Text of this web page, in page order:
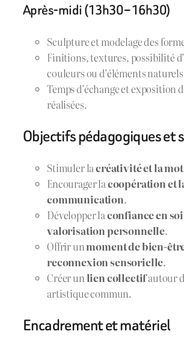
Après-midi (13h30 – 16h30)
Sculpture et modelage des
Finitions, textures, possibilité
couleurs ou d’éléments
Temps d’échange et exposition
réalisées.
Objectifs pédagogiques et
Stimuler lacréativité et la
Encourager lacoopération et
communication.
Développer laconfiance en soi
valorisation personnelle.
Offrir unmoment de bien-
reconnexion sensorielle.
Créer un lien collectifautour
artistique commun.
Encadrement et matériel